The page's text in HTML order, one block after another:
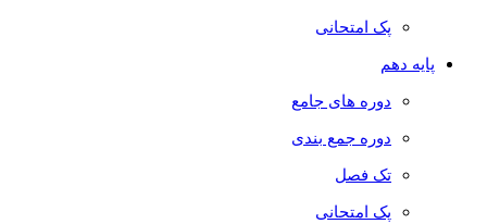
پک امتحانی
پایه دهم
دوره های جامع
دوره جمع بندی
تک فصل
پک امتحانی